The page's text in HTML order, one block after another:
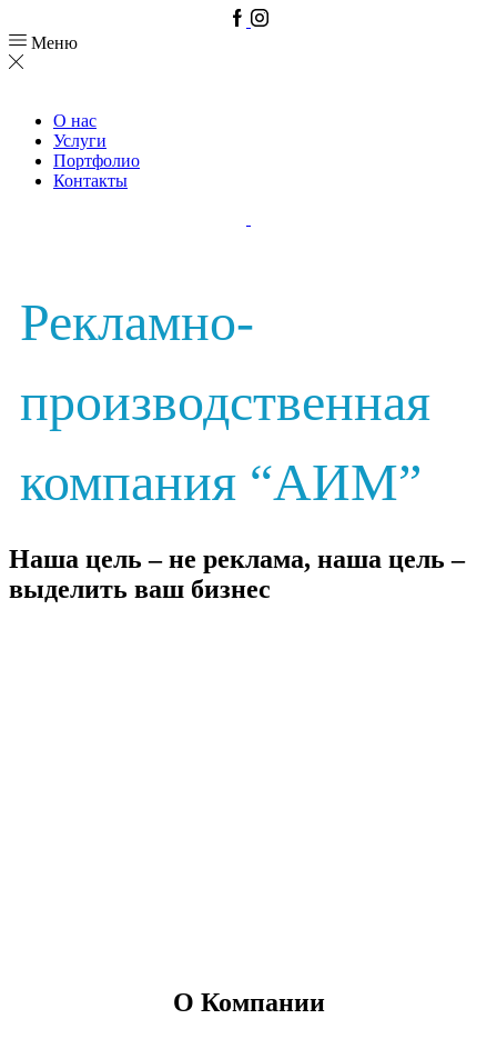
Меню
О нас
Услуги
Портфолио
Контакты
Рекламно-
производственная
компания “АИМ”
Наша цель – не реклама, наша цель –
выделить ваш бизнес
О Компании